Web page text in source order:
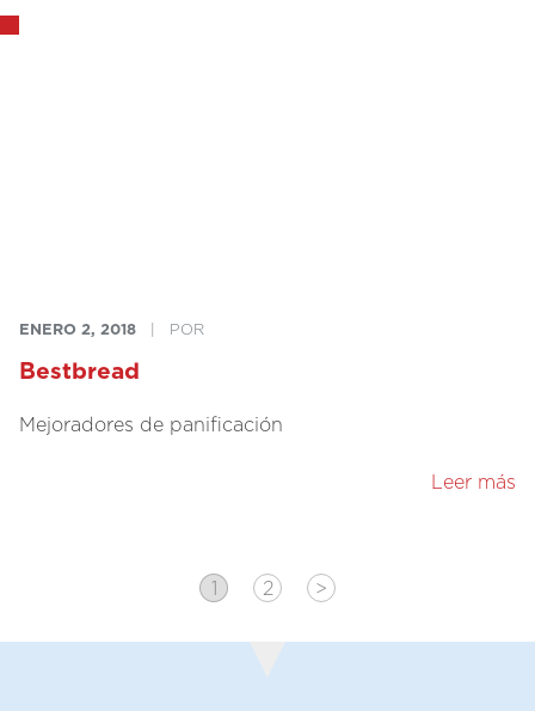
ENERO 2, 2018 POR
Bestbread
Mejoradores de panificación
Leer más
1 2 >